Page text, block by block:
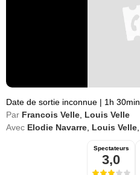
Date de sortie inconnue | 1h 30min
Par Francois Velle Louis Velle
Avec Elodie Navarre Louis Velle
Spectateurs
3,0